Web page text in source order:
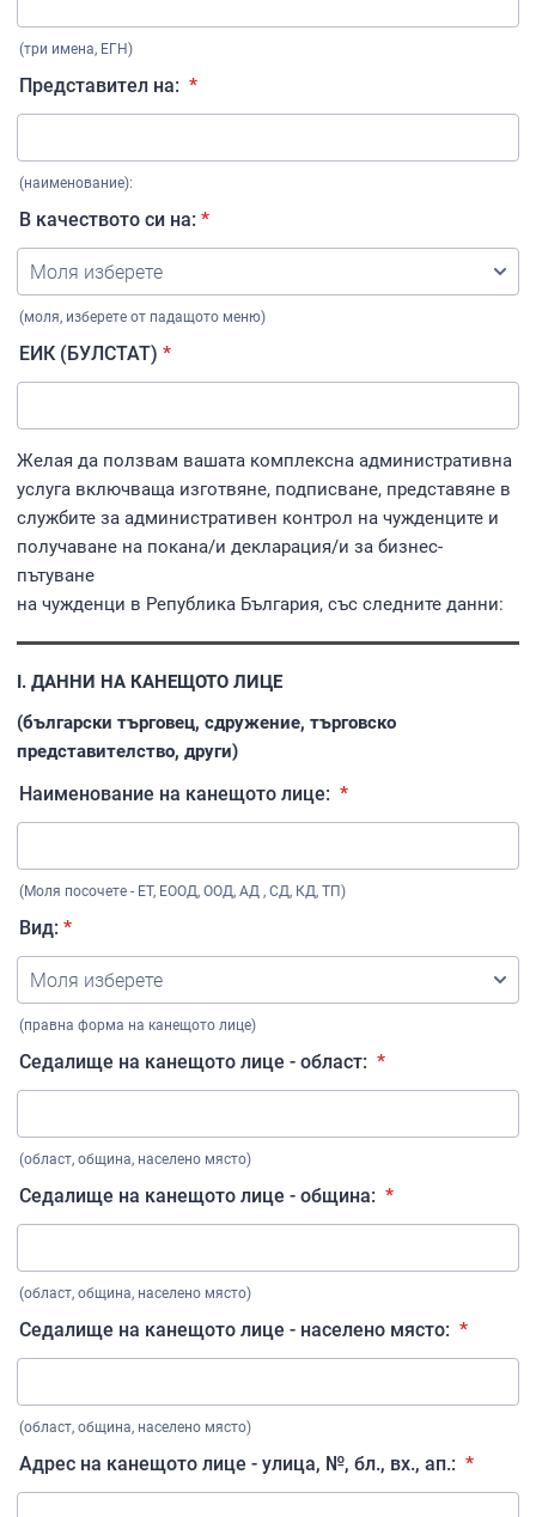
(три имена, ЕГН)
Представител на: *
(наименование):
В качеството си на: *
(моля, изберете от падащото меню)
ЕИК (БУЛСТАТ) *
Желая да ползвам вашата комплексна административна
услуга включваща изготвяне, подписване, представяне в
службите за административен контрол на чужденците и
получаване на покана/и декларация/и за бизнес-
пътуване
на чужденци в Република България, със следните данни:
І. ДАННИ НА КАНЕЩОТО ЛИЦЕ
(български търговец, сдружение, търговско
представителство, други)
Наименование на канещото лице: *
(Моля посочете - ЕТ, ЕООД, ООД, АД , СД, КД, ТП)
Вид: *
(правна форма на канещото лице)
Седалище на канещото лице - област: *
(област, община, населено място)
Седалище на канещото лице - община: *
(област, община, населено място)
Седалище на канещото лице - населено място: *
(област, община, населено място)
Адрес на канещото лице - улица, №, бл., вх., ап.: *